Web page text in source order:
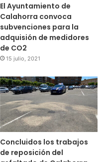
El Ayuntamiento de
Calahorra convoca
subvenciones para la
adquisión de medidores
de CO2
15 julio, 2021
Concluidos los trabajos
de reposición del